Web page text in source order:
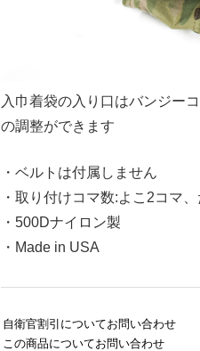
入巾着袋の入り口はバンジー
の調整ができます
・ベルトは付属しません
・取り付けコマ数:よこ2コマ
・500Dナイロン製
・Made in USA
自衛官割引についてお問い合わせ
この商品についてお問い合わせ